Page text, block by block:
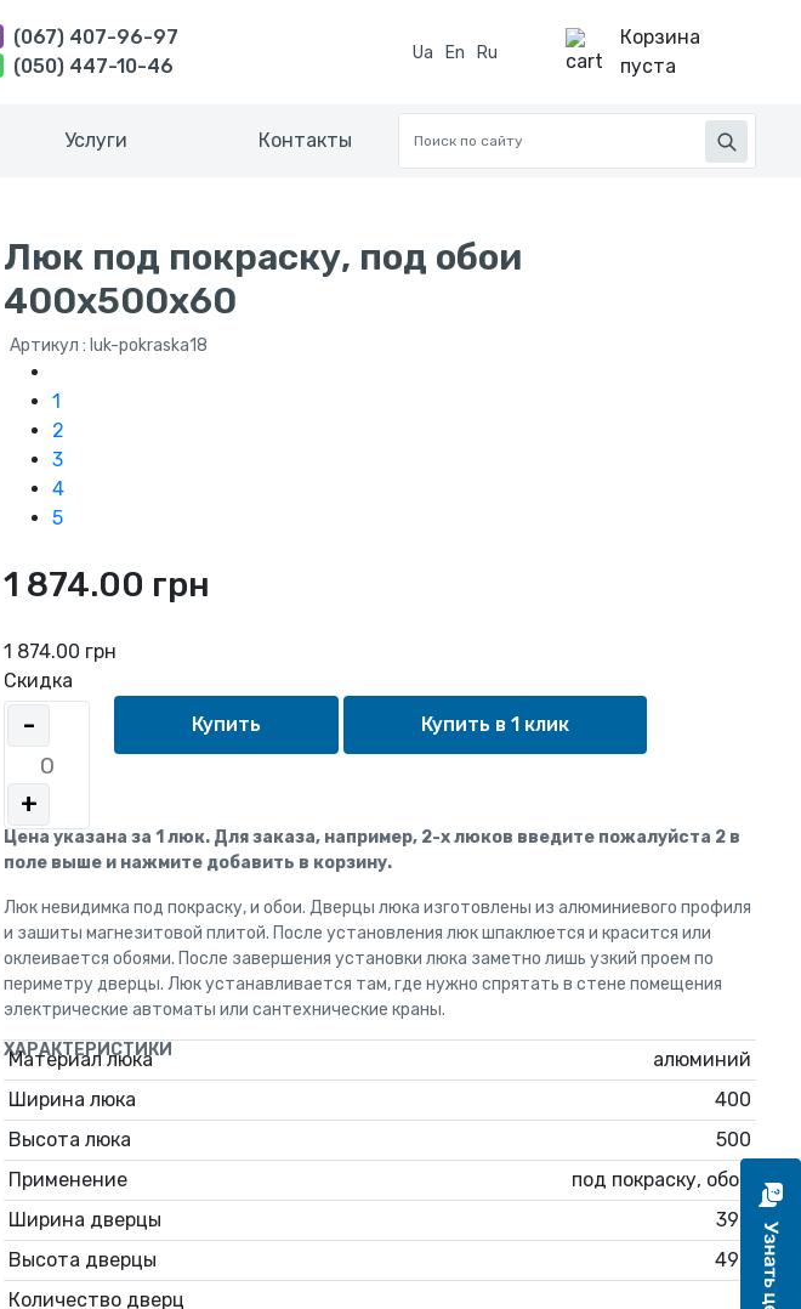
(067) 407-96-97
(050) 447-10-46
Ua En Ru
Корзина
пуста
Услуги Контакты
Люк под покраску, под обои
400х500х60
Артикул : luk-pokraska18
1
2
3
4
5
1 874.00 грн
1 874.00 грн
Скидка
-
+
Купить в 1 клик
Цена указана за 1 люк. Для заказа, например, 2-х люков введите пожалуйста 2 в
поле выше и нажмите добавить в корзину.
Люк невидимка под покраску, и обои. Дверцы люка изготовлены из алюминиевого профиля
и зашиты магнезитовой плитой. После установления люк шпаклюется и красится или
оклеивается обоями. После завершения установки люка заметно лишь узкий проем по
периметру дверцы. Люк устанавливается там, где нужно спрятать в стене помещения
электрические автоматы или сантехнические краны.
ХАРАКТЕРИСТИКИ
Материал люка
алюминий
Ширина люка
400
Высота люка
500
Применение
под покраску, обои
Ширина дверцы
392
Высота дверцы
492
Количество дверц